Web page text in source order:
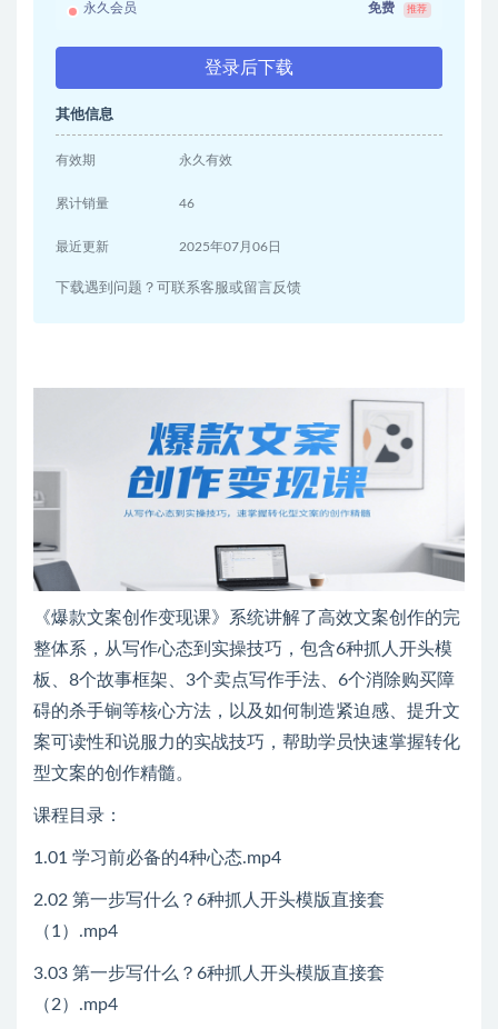
永久会员 免费 推荐
登录后下载
其他信息
有效期 永久有效
累计销量 46
最近更新 2025年07月06日
下载遇到问题？可联系客服或留言反馈
《爆款文案创作变现课》系统讲解了高效文案创作的完
整体系，从写作心态到实操技巧，包含6种抓人开头模
板、8个故事框架、3个卖点写作手法、6个消除购买障
碍的杀手锏等核心方法，以及如何制造紧迫感、提升文
案可读性和说服力的实战技巧，帮助学员快速掌握转化
型文案的创作精髓。
课程目录：
1.01 学习前必备的4种心态.mp4
2.02 第一步写什么？6种抓人开头模版直接套
（1）.mp4
3.03 第一步写什么？6种抓人开头模版直接套
（2）.mp4